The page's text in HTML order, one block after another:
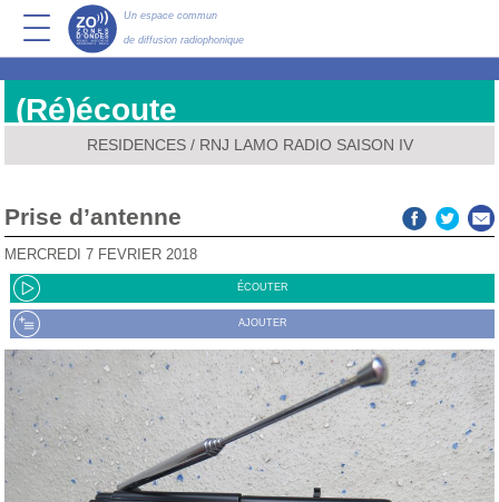
Un espace commun
de diffusion radiophonique
(Ré)écoute
RESIDENCES/ RNJ LAMO RADIO SAISON IV
prise d’antenne
MERCREDI 7 FÉVRIER 2018
ÉCOUTER
AJOUTER